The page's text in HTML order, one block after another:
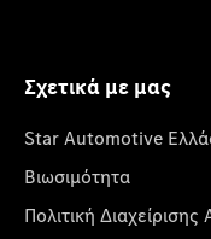
Σχετικά με μας
Star Automotive
Βιωσιμότητα
Πολιτική